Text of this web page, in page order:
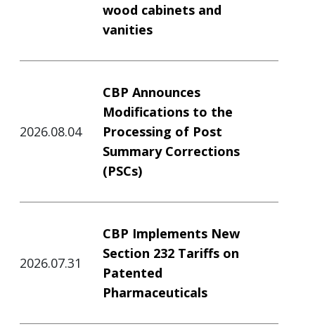
wood cabinets and
vanities
2026.08.04
CBP Announces
Modifications to the
Processing of Post
Summary Corrections
(PSCs)
2026.07.31
CBP Implements New
Section 232 Tariffs on
Patented
Pharmaceuticals